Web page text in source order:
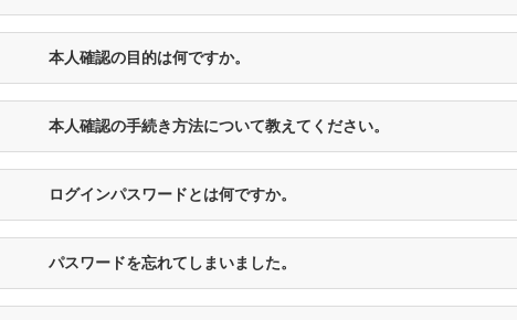
本人確認の目的は何ですか。
本人確認の手続き方法について教えてください。
ログインパスワードとは何ですか。
パスワードを忘れてしまいました。